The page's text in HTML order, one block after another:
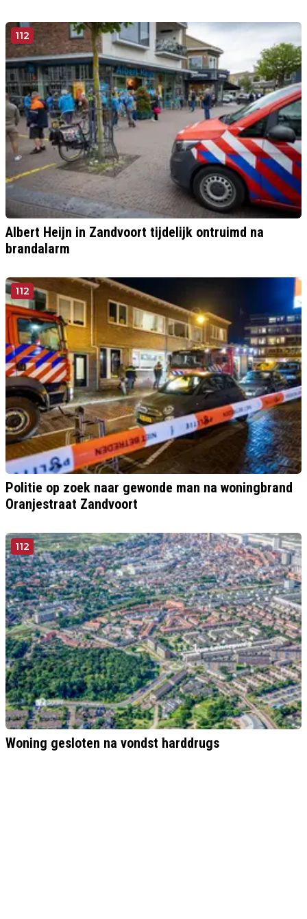
112
Albert Heijn in Zandvoort tijdelijk ontruimd na
brandalarm
112
Politie op zoek naar gewonde man na woningbrand
Oranjestraat Zandvoort
112
Woning gesloten na vondst harddrugs